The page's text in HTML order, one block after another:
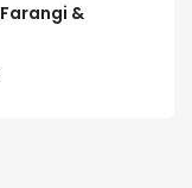
Farangi &